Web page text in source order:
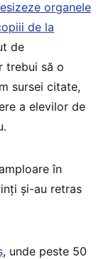
organele
de la
de
trebui să o
sursei citate,
a elevilor de
în
și-au retras
, unde peste 50